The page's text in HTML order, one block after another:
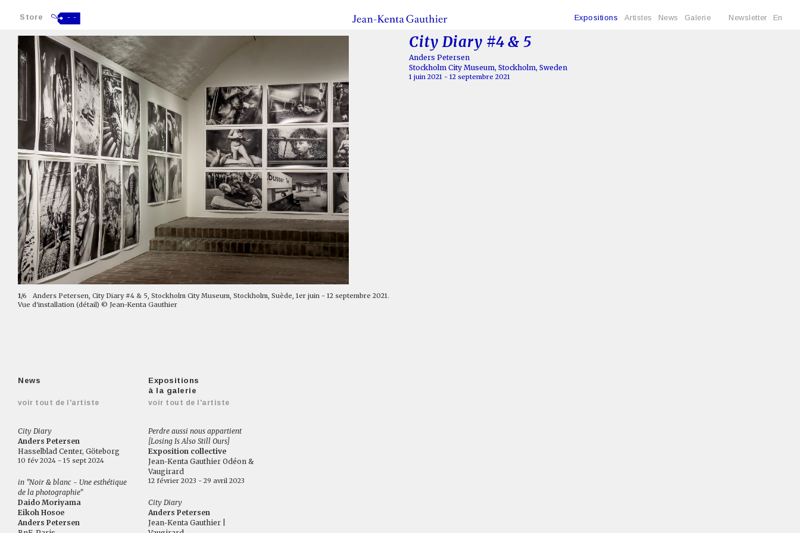
Store - - Expositions Artistes News Galerie Newsletter En
1/6
Anders Petersen, City Diary #4 & 5, Stockholm City Museum, Stockholm, Suède, 1er juin - 12 septembre 2021.
Vue d'installation (détail) © Jean-Kenta Gauthier
City Diary #4 & 5
Anders Petersen
Stockholm City Museum, Stockholm, Sweden
1 juin 2021 - 12 septembre 2021
News
voir tout de l'artiste
City Diary
Anders Petersen
Hasselblad Center, Göteborg
10 fév 2024 - 15 sept 2024
in "Noir & blanc - Une esthétique
de la photographie"
Daido Moriyama
Eikoh Hosoe
Anders Petersen
Expositions
à la galerie
voir tout de l'artiste
Perdre aussi nous appartient
[Losing Is Also Still Ours]
Exposition collective
Jean-Kenta Gauthier Odéon &
Vaugirard
12 février 2023 - 29 avril 2023
City Diary
Anders Petersen
Jean-Kenta Gauthier |